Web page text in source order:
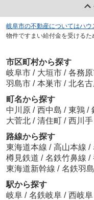
岐阜市の不動産についてはハ
物件ですまい給付金を受けるた
市区町村から探す
岐阜市 / 大垣市 / 各務
羽島市 / 本巣市 / 北名
町名から探す
中川原 / 西中島 / 東鶉 /
大菅北 / 清住町 / 西川手
路線から探す
東海道本線 / 高山本線 /
樽見鉄道 / 名鉄竹鼻線 /
東海道新幹線 / 名鉄羽
駅から探す
岐阜 / 名鉄岐阜 / 西岐阜